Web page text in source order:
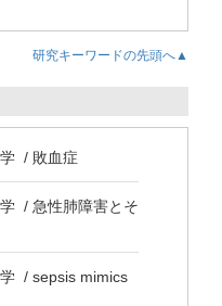
研究キーワードの先頭へ▲
/ 敗血症
/ 急性肺障害とそ
/ sepsis mimics